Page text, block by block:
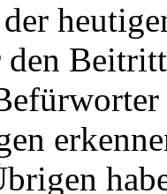
den